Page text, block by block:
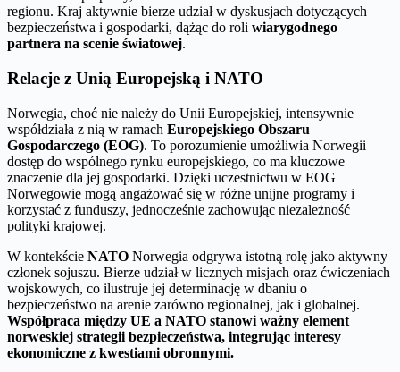
regionu. Kraj aktywnie bierze udział w dyskusjach dotyczących
bezpieczeństwa i gospodarki, dążąc do roli wiarygodnego
partnera na scenie światowej.
Relacje z Unią Europejską i NATO
Norwegia, choć nie należy do Unii Europejskiej, intensywnie
współdziała z nią w ramach Europejskiego Obszaru
Gospodarczego (EOG). To porozumienie umożliwia Norwegii
dostęp do wspólnego rynku europejskiego, co ma kluczowe
znaczenie dla jej gospodarki. Dzięki uczestnictwu w EOG
Norwegowie mogą angażować się w różne unijne programy i
korzystać z funduszy, jednocześnie zachowując niezależność
polityki krajowej.
W kontekście NATO Norwegia odgrywa istotną rolę jako aktywny
członek sojuszu. Bierze udział w licznych misjach oraz ćwiczeniach
wojskowych, co ilustruje jej determinację w dbaniu o
bezpieczeństwo na arenie zarówno regionalnej, jak i globalnej.
Współpraca między UE a NATO stanowi ważny element
norweskiej strategii bezpieczeństwa, integrując interesy
ekonomiczne z kwestiami obronnymi.